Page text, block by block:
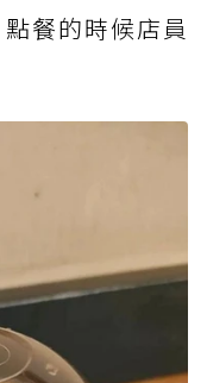
餐的時候店員